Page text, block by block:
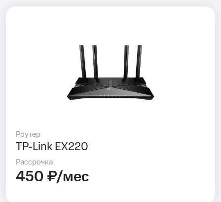
Роутер
TP-Link EX220
Рассрочка
450 ₽/мес